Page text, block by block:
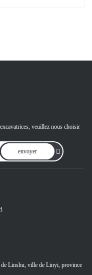
veuillez nous choisir
envoyer
de Linshu, ville de Linyi, province